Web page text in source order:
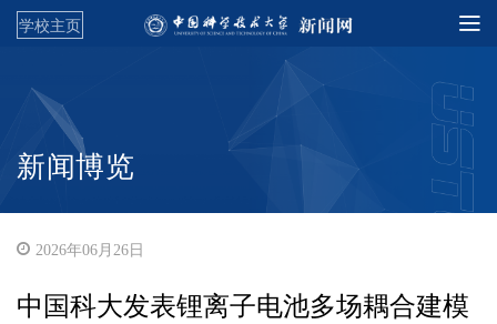
学校主页
新闻博览
2026年06月26日
中国科大发表锂离子电池多场耦合建模